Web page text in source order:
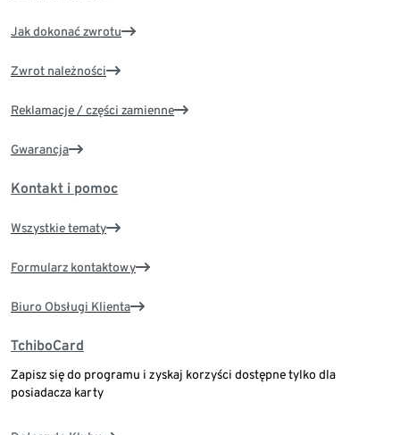
Jak dokonać zwrotu
Zwrot należności
Reklamacje / części zamienne
Gwarancja
Kontakt i pomoc
Wszystkie tematy
Formularz kontaktowy
Biuro Obsługi Klienta
TchiboCard
Zapisz się do programu i zyskaj korzyści dostępne tylko dla
posiadacza karty